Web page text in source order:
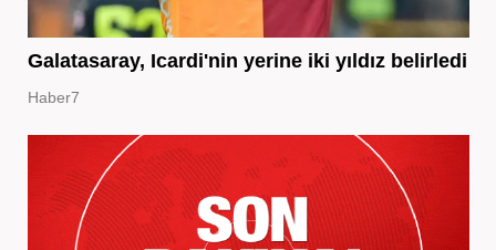
Galatasaray, Icardi'nin yerine iki yıldız belirledi
Haber7